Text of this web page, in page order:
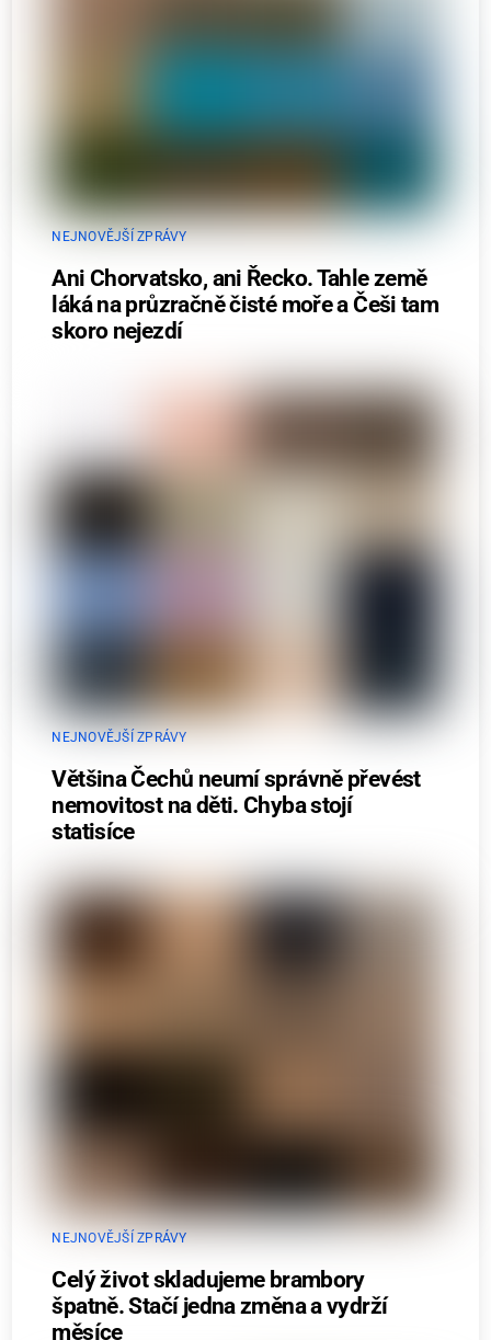
NEJNOVĚJŠÍ ZPRÁVY
Ani Chorvatsko, ani Řecko. Tahle země
láká na průzračně čisté moře a Češi tam
skoro nejezdí
NEJNOVĚJŠÍ ZPRÁVY
Většina Čechů neumí správně převést
nemovitost na děti. Chyba stojí
statisíce
NEJNOVĚJŠÍ ZPRÁVY
Celý život skladujeme brambory
špatně. Stačí jedna změna a vydrží
měsíce